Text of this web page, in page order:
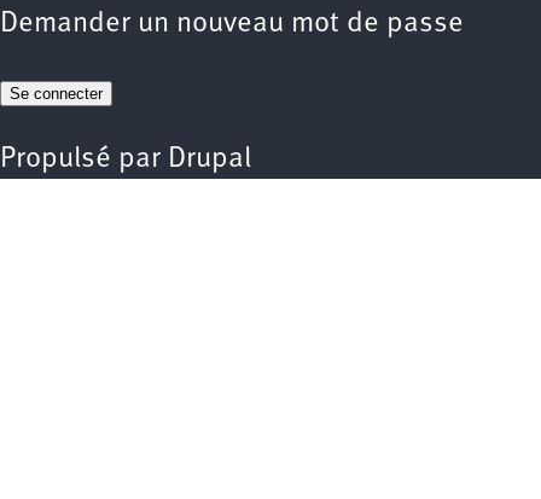
Demander un nouveau mot de passe
Propulsé par Drupal